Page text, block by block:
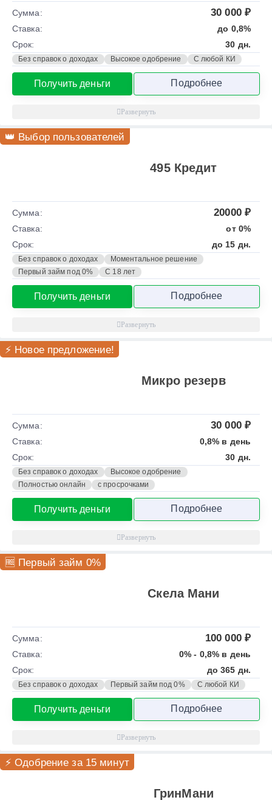
Сумма: 30 000 ₽
Ставка:
до 0,8%
Срок:
30 дн.
Без справок о доходах Высокое одобрение С любой КИ
Получить деньги Подробнее
👑 Выбор пользователей
495 Кредит
Сумма: 20000 ₽
Ставка:
от 0%
Срок:
до 15 дн.
Без справок о доходах
Моментальное решение
Первый займ под 0%
С 18 лет
Получить деньги Подробнее
⚡ Новое предложение!
Микро резерв
Сумма: 30 000 ₽
Ставка:
0,8% в день
Срок:
30 дн.
Без справок о доходах
Высокое одобрение
Полностью онлайн
с просрочками
Получить деньги Подробнее
🆓 Первый займ 0%
Скела Мани
Сумма: 100 000 ₽
Ставка:
0% - 0,8% в день
Срок:
до 365 дн.
Без справок о доходах Первый займ под 0% С любой КИ
Получить деньги Подробнее
⚡ Одобрение за 15 минут
ГринМани